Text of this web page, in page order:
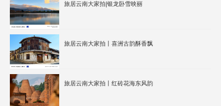
旅居云南大家拍|银龙卧雪映丽
旅居云南大家拍丨喜洲古韵酥香飘
旅居云南大家拍丨红砖花海东风韵